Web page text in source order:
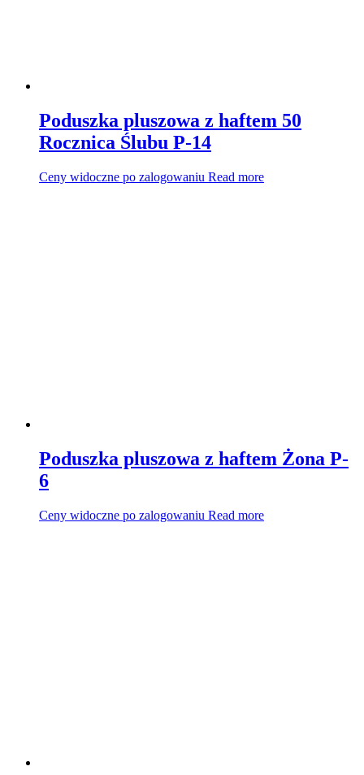
Poduszka pluszowa z haftem 50
Rocznica Ślubu P-14
Ceny widoczne po zalogowaniu Read more
Poduszka pluszowa z haftem Żona P-
6
Ceny widoczne po zalogowaniu Read more